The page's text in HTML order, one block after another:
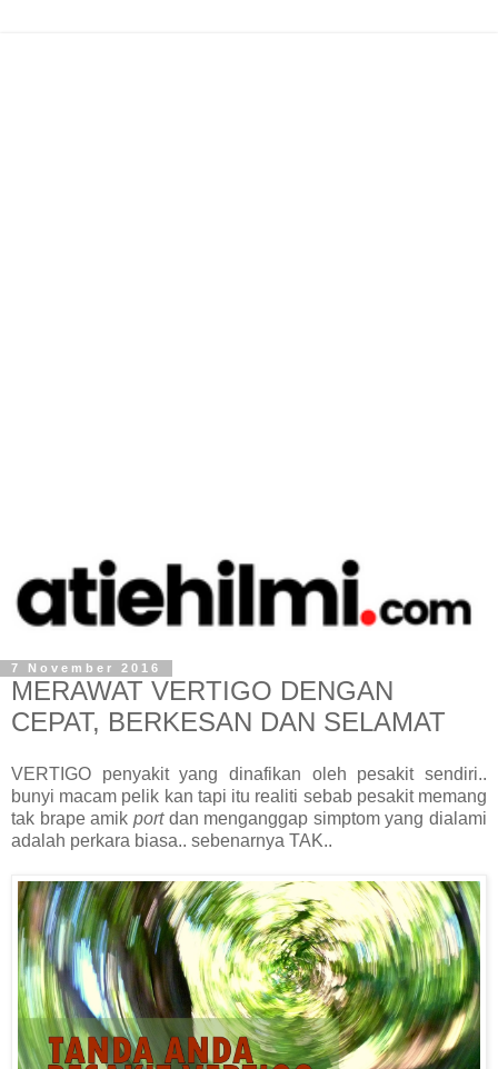
7 November 2016
MERAWAT VERTIGO DENGAN
CEPAT, BERKESAN DAN SELAMAT
VERTIGO penyakit yang dinafikan oleh pesakit sendiri..
bunyi macam pelik kan tapi itu realiti sebab pesakit memang
tak brape amik port dan menganggap simptom yang dialami
adalah perkara biasa.. sebenarnya TAK..